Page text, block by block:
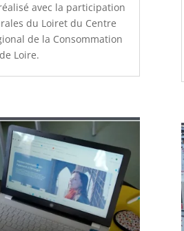
avec la participation
du Loiret du Centre
de la Consommation
Loire.